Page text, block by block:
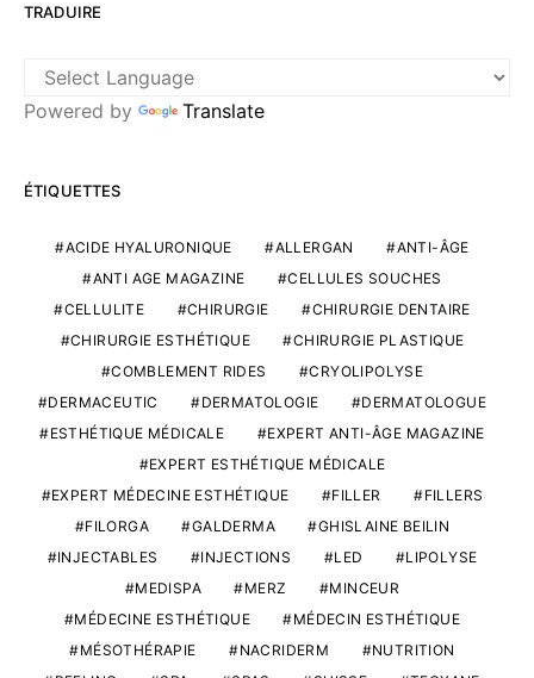
TRADUIRE
Powered by Translate
ÉTIQUETTES
ACIDE HYALURONIQUE ALLERGAN
ANTI-ÂGE
ANTI AGE MAGAZINE
CELLULES SOUCHES
CELLULITE
CHIRURGIE
CHIRURGIE DENTAIRE
CHIRURGIE ESTHÉTIQUE
CHIRURGIE PLASTIQUE
COMBLEMENT RIDES
CRYOLIPOLYSE
DERMACEUTIC
DERMATOLOGIE
DERMATOLOGUE
ESTHÉTIQUE MÉDICALE
EXPERT ANTI-ÂGE MAGAZINE
EXPERT ESTHÉTIQUE MÉDICALE
EXPERT MÉDECINE ESTHÉTIQUE
FILLER
FILLERS
FILORGA
GALDERMA
GHISLAINE BEILIN
INJECTABLES
INJECTIONS LED
LIPOLYSE
MEDISPA
MERZ
MINCEUR
MÉDECINE ESTHÉTIQUE
MÉDECIN ESTHÉTIQUE
MÉSOTHÉRAPIE
NACRIDERM
NUTRITION